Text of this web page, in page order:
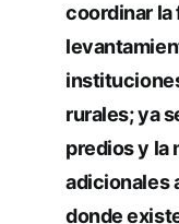
coordinar la
rurales; ya
predios y la
adicionales
donde